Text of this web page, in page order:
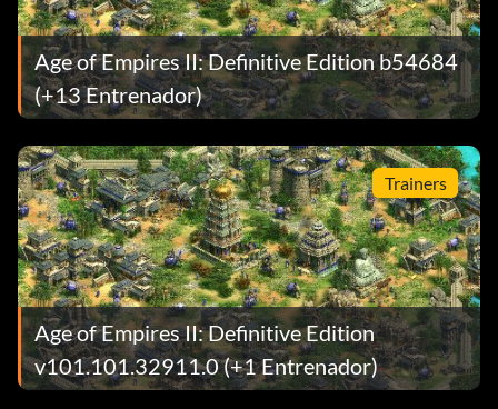
Age of Empires II: Definitive Edition b54684
(+13 Entrenador)
Trainers
Age of Empires II: Definitive Edition
v101.101.32911.0 (+1 Entrenador)